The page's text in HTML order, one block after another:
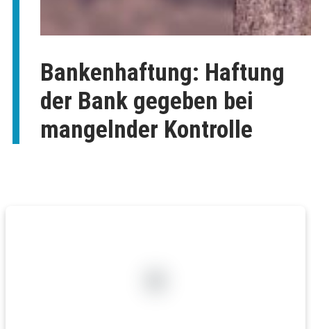
Bankenhaftung: Haftung
der Bank gegeben bei
mangelnder Kontrolle